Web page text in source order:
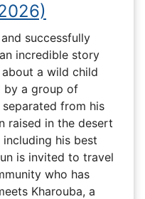
successfully
incredible story
a wild child
by a group of
from his
raised in the desert
his best
is invited to travel
who has
Kharouba, a